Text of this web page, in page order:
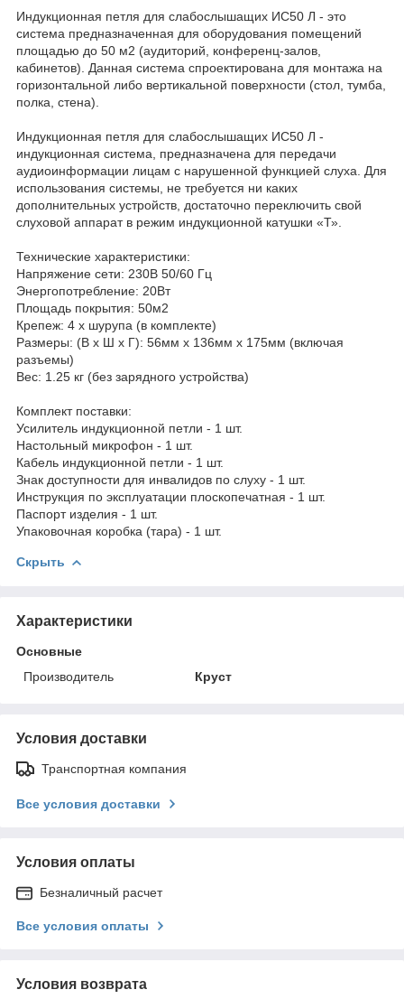
Индукционная петля для слабослышащих ИС50 Л - это
система предназначенная для оборудования помещений
площадью до 50 м2 (аудиторий, конференц-залов,
кабинетов). Данная система спроектирована для монтажа на
горизонтальной либо вертикальной поверхности (стол, тумба,
полка, стена).
Индукционная петля для слабослышащих ИС50 Л -
индукционная система, предназначена для передачи
аудиоинформации лицам с нарушенной функцией слуха. Для
использования системы, не требуется ни каких
дополнительных устройств, достаточно переключить свой
слуховой аппарат в режим индукционной катушки «Т».
Технические характеристики:
Напряжение сети: 230В 50/60 Гц
Энергопотребление: 20Вт
Площадь покрытия: 50м2
Крепеж: 4 x шурупа (в комплекте)
Размеры: (В x Ш x Г): 56мм x 136мм x 175мм (включая
разъемы)
Вес: 1.25 кг (без зарядного устройства)
Комплект поставки:
Усилитель индукционной петли - 1 шт.
Настольный микрофон - 1 шт.
Кабель индукционной петли - 1 шт.
Знак доступности для инвалидов по слуху - 1 шт.
Инструкция по эксплуатации плоскопечатная - 1 шт.
Паспорт изделия - 1 шт.
Упаковочная коробка (тара) - 1 шт.
Скрыть
Характеристики
Основные
Производитель
Круст
Условия доставки
Транспортная компания
Все условия доставки
Условия оплаты
Безналичный расчет
Все условия оплаты
Условия возврата